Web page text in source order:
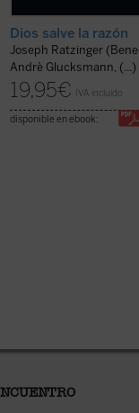
Dios salve la razón
Joseph Ratzinger
Andrè Glucksmann, (...)
19,95€ IVA incluido
disponible en ebook: